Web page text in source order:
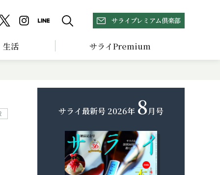
サライプレミアム倶楽部
生活 サライPremium
サライ最新号 2026年 8月号